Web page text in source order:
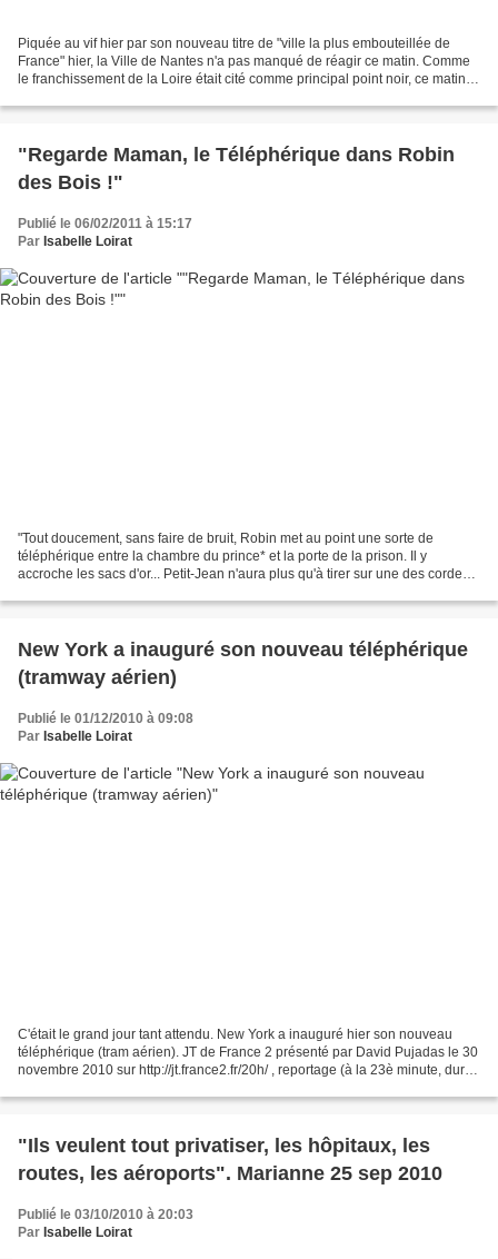
Piquée au vif hier par son nouveau titre de "ville la plus embouteillée de
France" hier, la Ville de Nantes n'a pas manqué de réagir ce matin. Comme
le franchissement de la Loire était cité comme principal point noir, ce matin,
"Regarde Maman, le Téléphérique dans Robin
des Bois !"
Publié le 06/02/2011 à 15:17
Par Isabelle Loirat
"Tout doucement, sans faire de bruit, Robin met au point une sorte de
téléphérique entre la chambre du prince* et la porte de la prison. Il y
accroche les sacs d'or... Petit-Jean n'aura plus qu'à tirer sur une des cordes
New York a inauguré son nouveau téléphérique
(tramway aérien)
Publié le 01/12/2010 à 09:08
Par Isabelle Loirat
C'était le grand jour tant attendu. New York a inauguré hier son nouveau
téléphérique (tram aérien). JT de France 2 présenté par David Pujadas le 30
novembre 2010 sur http://jt.france2.fr/20h/ , reportage (à la 23è minute, durée
"Ils veulent tout privatiser, les hôpitaux, les
routes, les aéroports". Marianne 25 sep 2010
Publié le 03/10/2010 à 20:03
Par Isabelle Loirat